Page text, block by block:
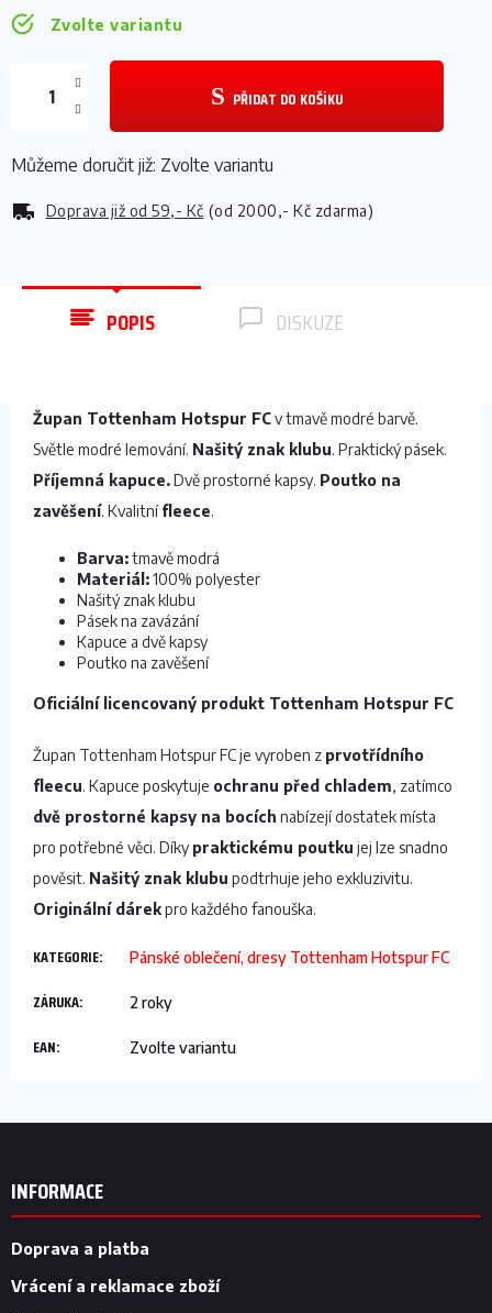
Zvolte variantu
Doprava již od 59,- Kč (od 2000,- Kč zdarma)
PŘIDAT DO KOŠÍKU
Můžeme doručit již: Zvolte variantu
POPIS DISKUZE
Župan Tottenham Hotspur FCv tmavě modré barvě.
Světle modré lemování. Našitý znak klubu. Praktický pásek.
Příjemná kapuce.Dvě prostorné kapsy. Poutko na
zavěšení. Kvalitnífleece.
Barva:tmavě modrá
Materiál:100% polyester
Našitý znak klubu
Pásek na zavázání
Kapuce a dvě kapsy
Poutko na zavěšení
Oficiální licencovaný produkt Tottenham Hotspur FC
Župan Tottenham Hotspur FC je vyroben z prvotřídního
fleecu. Kapuce poskytuje ochranu před chladem, zatímco
dvě prostorné kapsy na bocích nabízejí dostatek místa
pro potřebné věci. Díkypraktickému poutku jej lze snadno
pověsit. Našitý znak klubu podtrhuje jeho exkluzivitu.
Originální dárekpro každého fanouška.
KATEGORIE: Pánské oblečení, dresy Tottenham Hotspur FC
ZÁRUKA: 2 roky
EAN: Zvolte variantu
Z
INFORMACE
Doprava a platba
Vrácení a reklamace zboží